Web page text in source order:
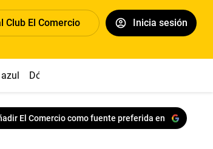
Club El Comercio Inicia sesión
Dólar
El Comercio como fuente preferida en